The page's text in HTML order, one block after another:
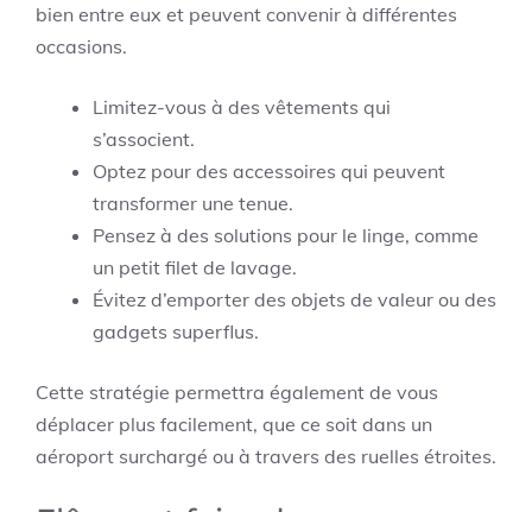
bien entre eux et peuvent convenir à différentes
occasions.
Limitez-vous à des vêtements qui
s’associent.
Optez pour des accessoires qui peuvent
transformer une tenue.
Pensez à des solutions pour le linge, comme
un petit filet de lavage.
Évitez d’emporter des objets de valeur ou des
gadgets superflus.
Cette stratégie permettra également de vous
déplacer plus facilement, que ce soit dans un
aéroport surchargé ou à travers des ruelles étroites.